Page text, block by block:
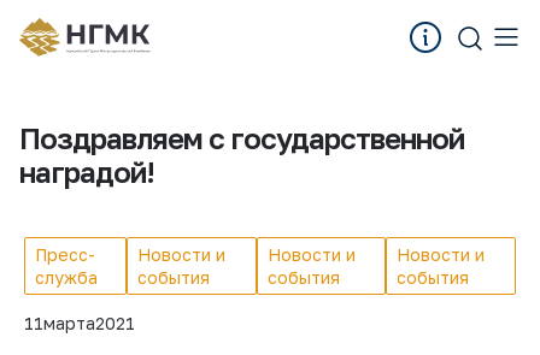
Поздравляем с государственной
наградой!
Пресс-
служба
Новости и
события
Новости и
события
Новости и
события
11марта2021